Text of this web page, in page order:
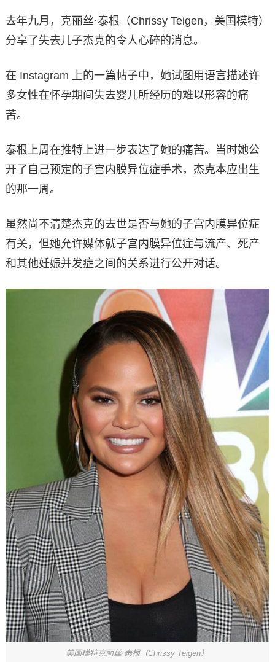
去年九月，克丽丝·泰根（Chrissy Teigen，美国模特）
分享了失去儿子杰克的令人心碎的消息。
在 Instagram 上的一篇帖子中，她试图用语言描述许
多女性在怀孕期间失去婴儿所经历的难以形容的痛
苦。
泰根上周在推特上进一步表达了她的痛苦。当时她公
开了自己预定的子宫内膜异位症手术，杰克本应出生
的那一周。
虽然尚不清楚杰克的去世是否与她的子宫内膜异位症
有关，但她允许媒体就子宫内膜异位症与流产、死产
和其他妊娠并发症之间的关系进行公开对话。
美国模特克丽丝·泰根（Chrissy Teigen）